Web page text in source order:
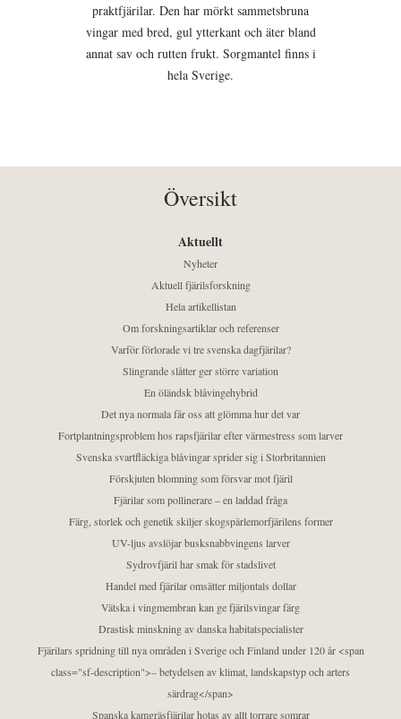
praktfjärilar. Den har mörkt sammetsbruna
vingar med bred, gul ytterkant och äter bland
annat sav och rutten frukt. Sorgmantel finns i
hela Sverige.
Översikt
Aktuellt
Nyheter
Aktuell fjärilsforskning
Hela artikellistan
Om forskningsartiklar och referenser
Varför förlorade vi tre svenska dagfjärilar?
Slingrande slåtter ger större variation
En öländsk blåvingehybrid
Det nya normala får oss att glömma hur det var
Fortplantningsproblem hos rapsfjärilar efter värmestress som larver
Svenska svartfläckiga blåvingar sprider sig i Storbritannien
Förskjuten blomning som försvar mot fjäril
Fjärilar som pollinerare – en laddad fråga
Färg, storlek och genetik skiljer skogspärlemorfjärilens former
UV-ljus avslöjar busksnabbvingens larver
Sydrovfjäril har smak för stadslivet
Handel med fjärilar omsätter miljontals dollar
Vätska i vingmembran kan ge fjärilsvingar färg
Drastisk minskning av danska habitatspecialister
Fjärilars spridning till nya områden i Sverige och Finland under 120 år <span
class="sf-description">– betydelsen av klimat, landskapstyp och arters
särdrag</span>
Spanska kamgräsfjärilar hotas av allt torrare somrar